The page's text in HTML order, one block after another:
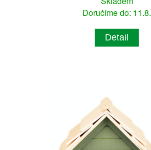
Doručíme do: 11.8.
Detail